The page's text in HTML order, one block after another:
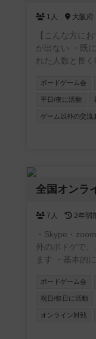
1人 大阪府
【こんな方に
が出ない ・既
れた人数と長
なくて、自分で企画
るし、求めている
動の場所】 ・大阪市内メイン 【
夜 【参加費】 ・実費＋参加費500円 【注意事項】 ・ネットワー
いただきます
ボードゲーム会
平日/夜に活動
ゲーム以外の交流
全国オンラ
7人 2年弱
・Skype・
外のボドゲで
ます ・基本的
同士で都度決
ボードゲーム会
祝日/祭日に活動
オンライン対戦